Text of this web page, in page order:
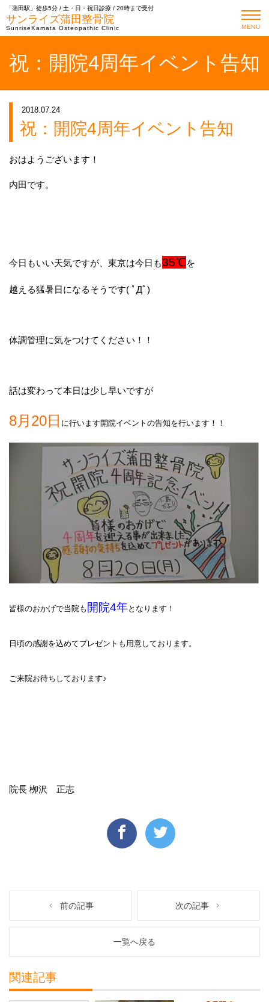
「蒲田駅」徒歩5分 / 土・日・祝日診療 / 20時まで受付
サンライズ蒲田整骨院
SunriseKamata Osteopathic Clinic MENU
祝：開院4周年イベント告知
2018.07.24
祝：開院4周年イベント告知
おはようございます！
内田です。
今日もいい天気ですが、東京は今日も35℃を
越える猛暑日になるそうです( ﾟДﾟ)
体調管理に気をつけてください！！
話は変わって本日は少し早いですが
8月20日 に行います開院イベントの告知を行います！！
皆様のおかげで当院も 開院4年となります！
日頃の感謝を込めてプレゼントも用意しております。
ご来院お待ちしております♪
院長 栁沢 正志
前の記事 次の記事
一覧へ戻る
関連記事